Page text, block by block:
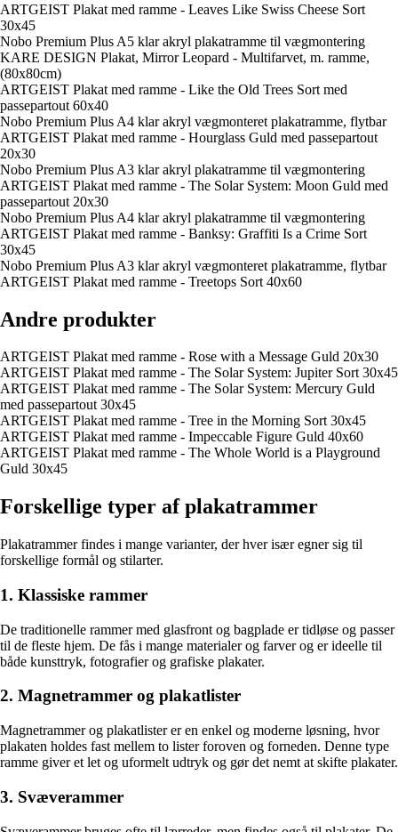
ARTGEIST Plakat med ramme - Leaves Like Swiss Cheese Sort
30x45
Nobo Premium Plus A5 klar akryl plakatramme til vægmontering
KARE DESIGN Plakat, Mirror Leopard - Multifarvet, m. ramme,
(80x80cm)
ARTGEIST Plakat med ramme - Like the Old Trees Sort med
passepartout 60x40
Nobo Premium Plus A4 klar akryl vægmonteret plakatramme, flytbar
ARTGEIST Plakat med ramme - Hourglass Guld med passepartout
20x30
Nobo Premium Plus A3 klar akryl plakatramme til vægmontering
ARTGEIST Plakat med ramme - The Solar System: Moon Guld med
passepartout 20x30
Nobo Premium Plus A4 klar akryl plakatramme til vægmontering
ARTGEIST Plakat med ramme - Banksy: Graffiti Is a Crime Sort
30x45
Nobo Premium Plus A3 klar akryl vægmonteret plakatramme, flytbar
ARTGEIST Plakat med ramme - Treetops Sort 40x60
Andre produkter
ARTGEIST Plakat med ramme - Rose with a Message Guld 20x30
ARTGEIST Plakat med ramme - The Solar System: Jupiter Sort 30x45
ARTGEIST Plakat med ramme - The Solar System: Mercury Guld
med passepartout 30x45
ARTGEIST Plakat med ramme - Tree in the Morning Sort 30x45
ARTGEIST Plakat med ramme - Impeccable Figure Guld 40x60
ARTGEIST Plakat med ramme - The Whole World is a Playground
Guld 30x45
Forskellige typer af plakatrammer
Plakatrammer findes i mange varianter, der hver især egner sig til
forskellige formål og stilarter.
1. Klassiske rammer
De traditionelle rammer med glasfront og bagplade er tidløse og passer
til de fleste hjem. De fås i mange materialer og farver og er ideelle til
både kunsttryk, fotografier og grafiske plakater.
2. Magnetrammer og plakatlister
Magnetrammer og plakatlister er en enkel og moderne løsning, hvor
plakaten holdes fast mellem to lister foroven og forneden. Denne type
ramme giver et let og uformelt udtryk og gør det nemt at skifte plakater.
3. Svæverammer